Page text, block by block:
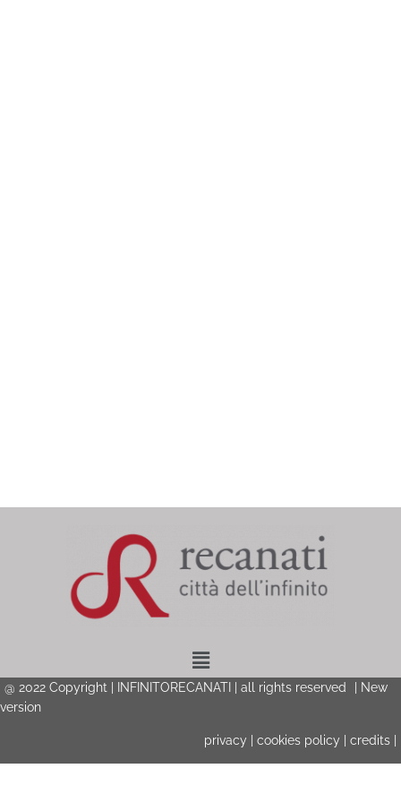
Menu
@ 2022 Copyright | INFINITORECANATI | all rights reserved
| New
version
privacy cookies policy credits